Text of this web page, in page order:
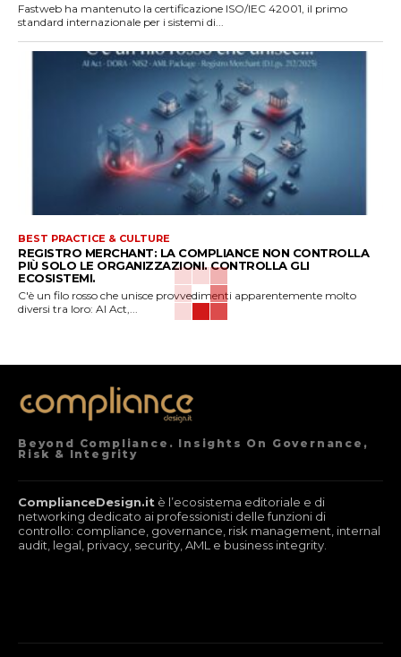
Fastweb ha mantenuto la certificazione ISO/IEC 42001, il primo
standard internazionale per i sistemi di...
BEST PRACTICE & CULTURE
REGISTRO MERCHANT: LA COMPLIANCE NON CONTROLLA
PIÙ SOLO LE ORGANIZZAZIONI. CONTROLLA GLI
ECOSISTEMI.
C'è un filo rosso che unisce provvedimenti apparentemente molto
diversi tra loro: AI Act,...
Beyond Compliance. Insights On Governance,
Risk & Integrity
ComplianceDesign.it è l’ecosistema editoriale e di
networking dedicato ai professionisti delle funzioni di
controllo: compliance, governance, risk management, internal
audit, legal, privacy, security, AML e business integrity.